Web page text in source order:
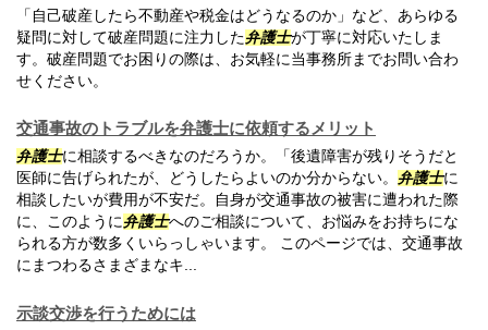
「自己破産したら不動産や税金はどうなるのか」など、あらゆる
疑問に対して破産問題に注力した弁護士が丁寧に対応いたしま
す。破産問題でお困りの際は、お気軽に当事務所までお問い合わ
せください。
交通事故のトラブルを弁護士に依頼するメリット
弁護士に相談するべきなのだろうか。「後遺障害が残りそうだと
医師に告げられたが、どうしたらよいのか分からない。 弁護士に
相談したいが費用が不安だ。自身が交通事故の被害に遭われた際
に、このように弁護士へのご相談について、お悩みをお持ちにな
られる方が数多くいらっしゃいます。 このページでは、交通事故
にまつわるさまざまなキ...
示談交渉を行うためには